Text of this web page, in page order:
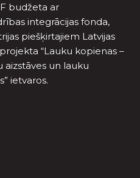
budžeta ar
integrācijas fonda,
piešķirtajiem Latvijas
“Lauku kopienas –
aizstāves un lauku
ietvaros.